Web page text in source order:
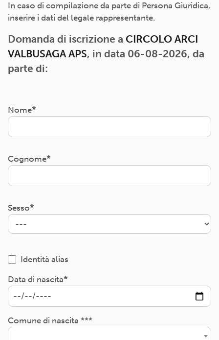
In caso di compilazione da parte di Persona Giuridica,
inserire i dati del legale rappresentante.
Domanda di iscrizione a CIRCOLO ARCI
VALBUSAGA APS, in data 06-08-2026, da
parte di:
Nome
Cognome
Sesso
Identità alias
Data di nascita
Comune di nascita ***